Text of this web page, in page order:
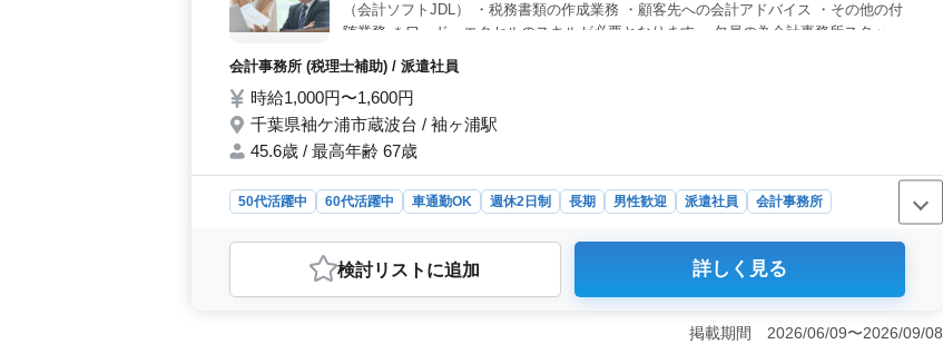
（会計ソフトJDL） ・税務書類の作成業務 ・顧客先への会計アドバイス ・その他の付
随業務 ＊ワード・エクセルのスキルが必要となります。 欠員の為会計事務所スタッフ
の募集です。 年齢は関係ありません。会計事務所経験者・申告書作成経験者の方は積
極採用します。
会計事務所 (税理士補助) / 派遣社員
時給1,000円〜1,600円
千葉県袖ケ浦市蔵波台 / 袖ヶ浦駅
45.6歳 / 最高年齢 67歳
50代活躍中 60代活躍中 車通勤OK 週休2日制 長期 男性歓迎 派遣社員 会計事務所
おすすめポイント
＜募集内容＞ 千葉県袖ケ浦市での税理士業務補助の派遣社員募集です。業務内容は税理士業務
の補助、会計入力や税務書類の作成、顧客へのアドバイスなど。経験者や申告書作成経験者が歓
間は09:00から17:00までで、休憩時間は60分あります。時給は1,000円から1,600円で通勤手当
検討リスト に追加 詳しく見る
掲載期間 2026/06/09〜2026/09/08